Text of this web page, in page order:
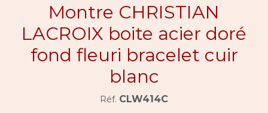
Montre CHRISTIAN
LACROIX boite acier doré
fond fleuri bracelet cuir
blanc
Réf. CLW414C